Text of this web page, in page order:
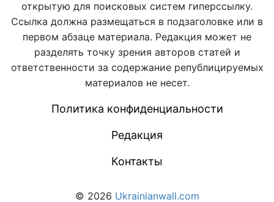
открытую для поисковых систем гиперссылку.
Ссылка должна размещаться в подзаголовке или в
первом абзаце материала. Редакция может не
разделять точку зрения авторов статей и
ответственности за содержание републицируемых
материалов не несет.
Политика конфиденциальности
Редакция
Контакты
© 2026 Ukrainianwall.com